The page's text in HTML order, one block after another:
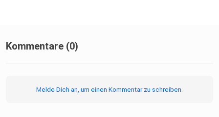
Kommentare (0)
Melde Dich an, um einen Kommentar zu schreiben.